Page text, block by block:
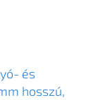
és
hosszú,